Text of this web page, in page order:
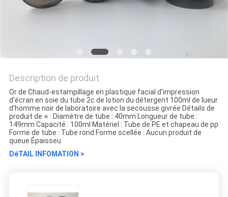
Description de produit
Or de Chaud-estampillage en plastique facial d'impression
d'écran en soie du tube 2c de lotion du détergent 100ml de lueur
d'homme noir de laboratoire avec la secousse givrée Détails de
produit de ※ : Diamètre de tube : 40mm Longueur de tube :
149mm Capacité : 100ml Matériel : Tube de PE et chapeau de pp
Forme de tube : Tube rond Forme scellée : Aucun produit de
queue Épaisseu
DéTAIL INFOMATION >